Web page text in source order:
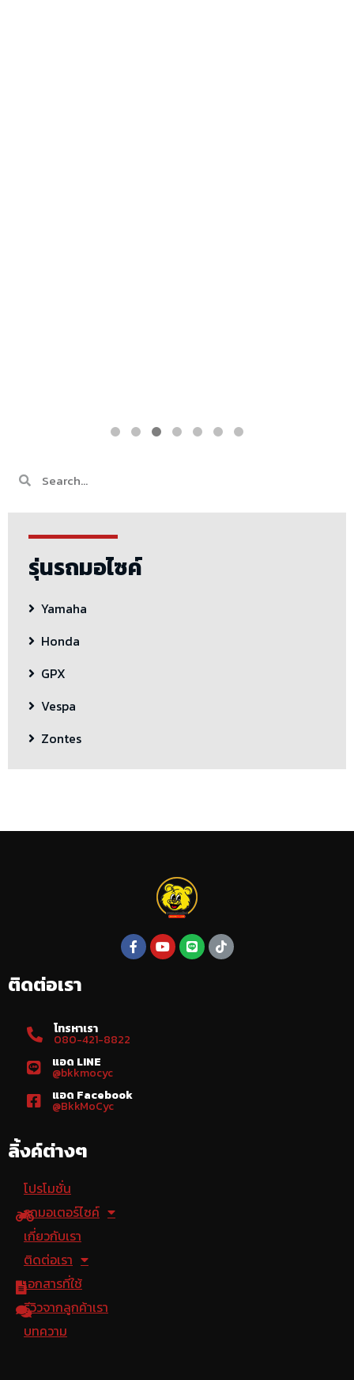
รุ่นรถมอไซค์
Yamaha
Honda
GPX
Vespa
Zontes
ติดต่อเรา
โทรหาเรา
080-421-8822
แอด LINE
@bkkmocyc
แอด Facebook
@BkkMoCyc
ลิ้งค์ต่างๆ
โปรโมชั่น
รถมอเตอร์ไซค์
เกี่ยวกับเรา
ติดต่อเรา
เอกสารที่ใช้
รีวิวจากลูกค้าเรา
บทความ